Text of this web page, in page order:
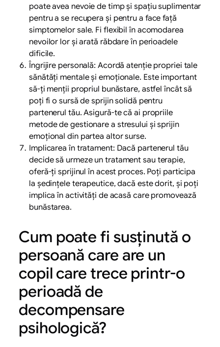
poate avea nevoie de timp și spațiu suplimentar
pentru a se recupera și pentru a face față
simptomelor sale. Fi flexibil în acomodarea
nevoilor lor și arată răbdare în perioadele
dificile.
Îngrijire personală: Acordă atenție propriei tale
sănătăți mentale și emoționale. Este important
să-ți menții propriul bunăstare, astfel încât să
poți fi o sursă de sprijin solidă pentru
partenerul tău. Asigură-te că ai propriile
metode de gestionare a stresului și sprijin
emoțional din partea altor surse.
Implicarea în tratament: Dacă partenerul tău
decide să urmeze un tratament sau terapie,
oferă-ți sprijinul în acest proces. Poți participa
la ședințele terapeutice, dacă este dorit, și poți
implica în activități de acasă care promovează
bunăstarea.
Cum poate fi susținută o
persoană care are un
copil care trece printr-o
perioadă de
decompensare
psihologică?